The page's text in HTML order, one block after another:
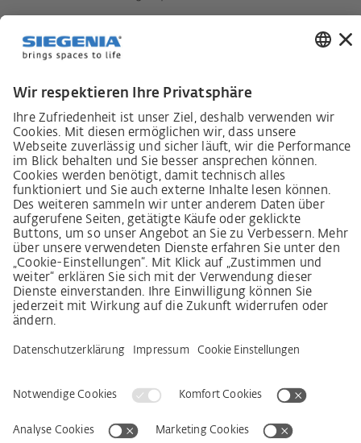
Lieferantenkodex
LkSG-Merkblatt für Lieferanten
Grundsatzerklärung Menschenrechtsstrategie
Beschwerdeverfahren
Impressum AGB
Datenschutz
Erklärung zur Barrierefreiheit